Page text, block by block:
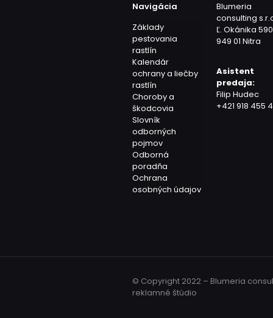
Navigácia
Základy
pestovania
rastlín
Kalendár
ochrany a liečby
rastlín
Choroby a
škodcovia
Slovník
odborných
pojmov
Odborná
poradňa
Ochrana
osobných údajov
Blumeria
consulting
Ľ. Okánika
949 01 Nitra
Asistent
predaja:
Filip Hudec
+421 918 455
© Copyright 2022 – Blumeria
reklamné štúdio